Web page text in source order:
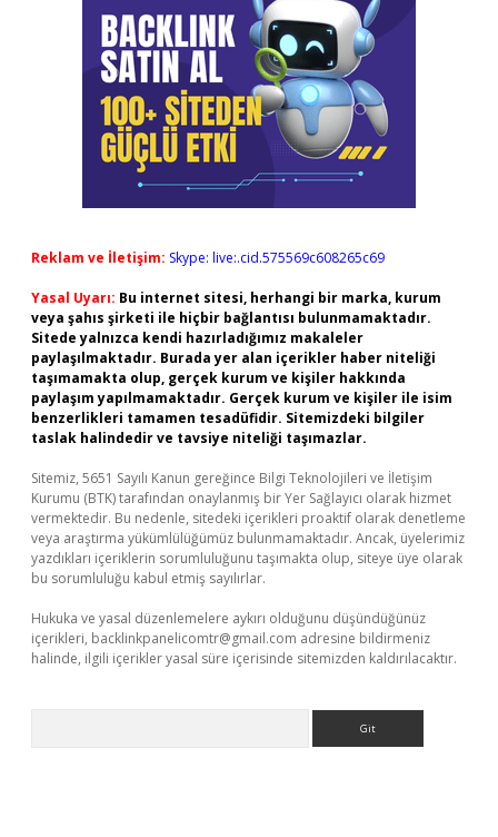
Reklam ve İletişim: Skype: live:.cid.575569c608265c69
Yasal Uyarı: Bu internet sitesi, herhangi bir marka, kurum
veya şahıs şirketi ile hiçbir bağlantısı bulunmamaktadır.
Sitede yalnızca kendi hazırladığımız makaleler
paylaşılmaktadır. Burada yer alan içerikler haber niteliği
taşımamakta olup, gerçek kurum ve kişiler hakkında
paylaşım yapılmamaktadır. Gerçek kurum ve kişiler ile isim
benzerlikleri tamamen tesadüfidir. Sitemizdeki bilgiler
taslak halindedir ve tavsiye niteliği taşımazlar.
Sitemiz, 5651 Sayılı Kanun gereğince Bilgi Teknolojileri ve İletişim
Kurumu (BTK) tarafından onaylanmış bir Yer Sağlayıcı olarak hizmet
vermektedir. Bu nedenle, sitedeki içerikleri proaktif olarak denetleme
veya araştırma yükümlülüğümüz bulunmamaktadır. Ancak, üyelerimiz
yazdıkları içeriklerin sorumluluğunu taşımakta olup, siteye üye olarak
bu sorumluluğu kabul etmiş sayılırlar.
Hukuka ve yasal düzenlemelere aykırı olduğunu düşündüğünüz
içerikleri, backlinkpanelicomtr@gmail.com adresine bildirmeniz
halinde, ilgili içerikler yasal süre içerisinde sitemizden kaldırılacaktır.